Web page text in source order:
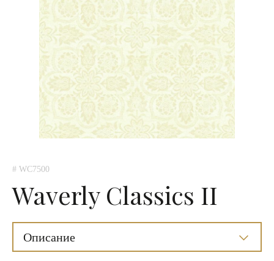
# WC7500
Waverly Classics II
Описание